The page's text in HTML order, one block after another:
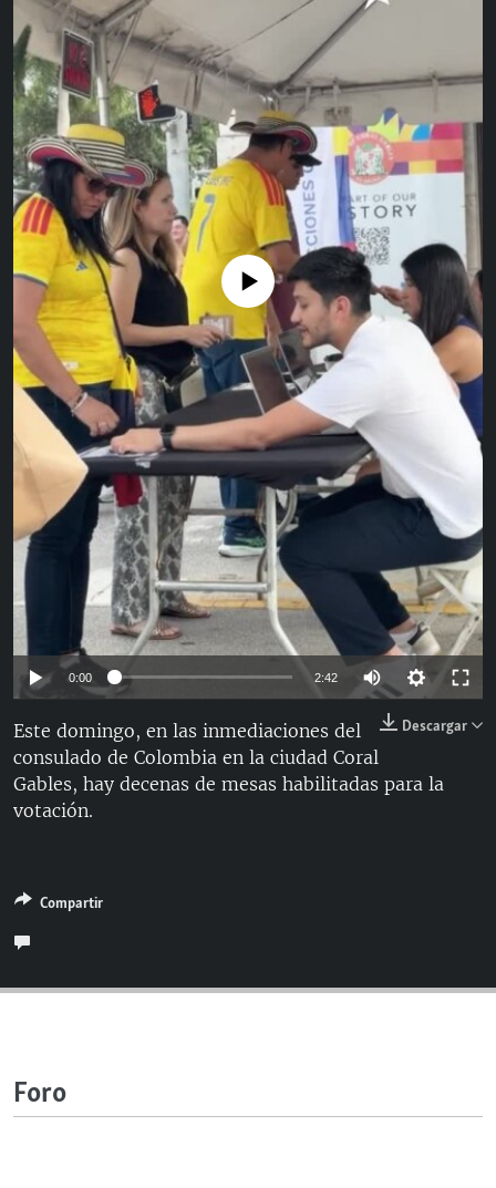
RADIO MARTÍ
ESPECIALES
ESPECIALES
LA REALIDAD DE LA VIVIENDA EN CUBA
SER VIEJO EN CUBA
KENTU-CUBANO
LOS SANTOS DE HIALEAH
DESINFORMACIÓN RUSA EN AMÉRICA LATINA
LA INVASIÓN DE RUSIA A UCRANIA
MULTIMEDIA
EDITORIALES
SÍGUENOS
No media source currently available
0:00 2:42
144p
360p
Descargar
Este domingo, en las inmediaciones del
consulado de Colombia en la ciudad Coral
Gables, hay decenas de mesas habilitadas para la
votación.
Compartir
Foro